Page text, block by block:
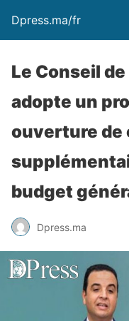
Dpress.ma/fr
Le Conseil
adopte un
ouverture de
budget
Dpress.ma